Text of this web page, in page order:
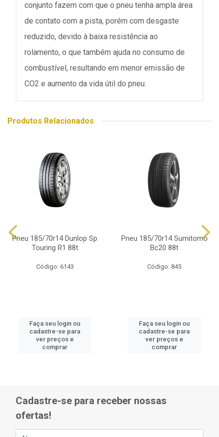
conjunto fazem com que o pneu tenha ampla área
de contato com a pista, porém com desgaste
reduzido, devido à baixa resistência ao
rolamento, o que também ajuda no consumo de
combustível, resultando em menor emissão de
CO2 e aumento da vida útil do pneu.
Produtos Relacionados
Pneu 185/70r14 Dunlop Sp
Touring R1 88t
Código: 6143
Faça seu login ou
cadastre-se para
ver preços e
comprar
Pneu 185/70r14 Sumitomo
Bc20 88t
Código: 845
Faça seu login ou
cadastre-se para
ver preços e
comprar
Cadastre-se para receber nossas
ofertas!